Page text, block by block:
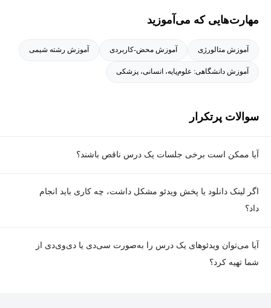
مهارت‌هایی که می‌آموزید
آموزش متالورژی آموزش محض-کاربردی آموزش رشته شیمی
آموزش دانشگاهی: علوم‌پایه، انسانی، پزشکی
سوالات پرتکرار
آیا ممکن است برخی جلسات یک درس ناقص باشند؟
اگر لینک دانلود یا پخش ویدئو مشکل داشت، چه کاری باید انجام
داد؟
آیا می‌توان ویدئوهای یک درس را به‌صورت سی‌دی یا دی‌وی‌دی از
شما تهیه کرد؟